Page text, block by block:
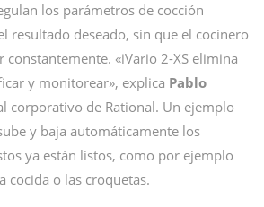
los parámetros de cocción
resultado deseado, sin que el cocinero
constantemente. «iVario 2-XS elimina
y monitorear», explica Pablo
corporativo de Rational. Un ejemplo
y baja automáticamente los
ya están listos, como por ejemplo
cocida o las croquetas.